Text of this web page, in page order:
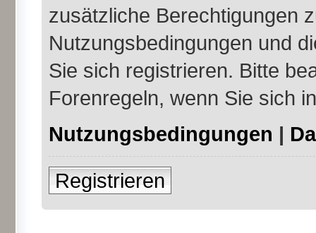
zusätzliche Berechtigungen
Nutzungsbedingungen und
Sie sich registrieren. Bitte
Forenregeln, wenn Sie sich
Nutzungsbedingungen |
Registrieren